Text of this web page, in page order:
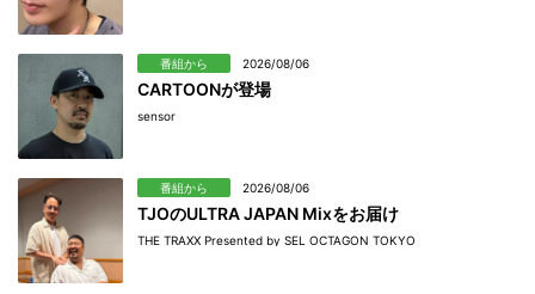
番組から 2026/08/06
CARTOONが登場
sensor
番組から 2026/08/06
TJOのULTRA JAPAN Mixをお届け
THE TRAXX Presented by SEL OCTAGON TOKYO